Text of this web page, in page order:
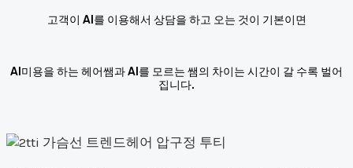
고객이 AI를 이용해서 상담을 하고 오는 것이 기본이면
AI미용을 하는 헤어쌤과 AI를 모르는 쌤의 차이는 시간이 갈 수록 벌어
집니다.